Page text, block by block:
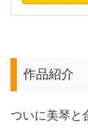
作品紹介
ついに美琴と